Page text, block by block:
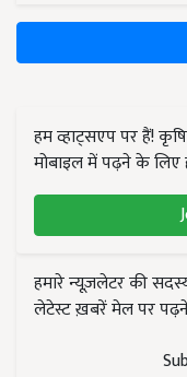
हम व्हाट्सएप पर हैं!
मोबाइल में पढ़ने के लिए
हमारे न्यूज़लेटर की
लेटेस्ट ख़बरें मेल पर